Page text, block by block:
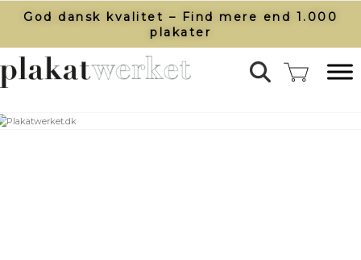
God dansk kvalitet – Find mere end 1.000
plakater​